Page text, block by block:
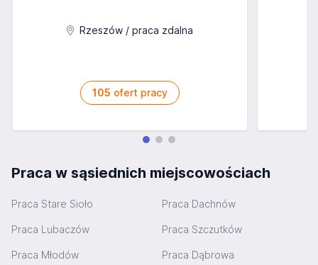
Rzeszów / praca zdalna
105 ofert pracy
Praca w sąsiednich miejscowościach
Praca Stare Sioło Praca Dachnów
Praca Lubaczów Praca Szczutków
Praca Młodów Praca Dąbrowa